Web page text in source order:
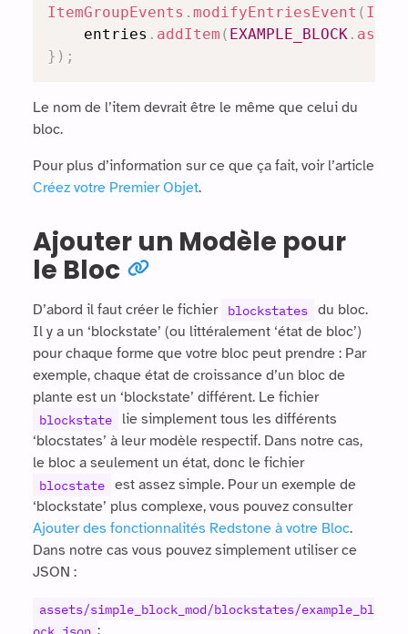
ItemGroupEvents . modifyEntriesEvent (
	entries
. addItem ( EXAMPLE_BLOCK .
} ) ;
Le nom de l’item devrait être le même que celui du
bloc.
Pour plus d’information sur ce que ça fait, voir l’article
Créez votre Premier Objet.
Ajouter un Modèle pour
le Bloc
D’abord il faut créer le fichier blockstates
du bloc.
Il y a un ‘blockstate’ (ou littéralement ‘état de bloc’)
pour chaque forme que votre bloc peut prendre : Par
exemple, chaque état de croissance d’un bloc de
plante est un ‘blockstate’ différent. Le fichier
blockstate
lie simplement tous les différents
‘blocstates’ à leur modèle respectif. Dans notre cas,
le bloc a seulement un état, donc le fichier
blocstate
est assez simple. Pour un exemple de
‘blockstate’ plus complexe, vous pouvez consulter
Ajouter des fonctionnalités Redstone à votre Bloc.
Dans notre cas vous pouvez simplement utiliser ce
JSON :
assets/simple_block_mod/blockstates/example_bl
ock.json